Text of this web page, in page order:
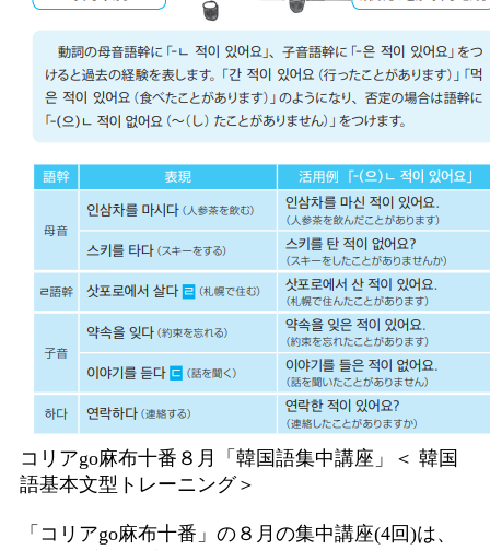
コリアgo麻布十番８月「韓国語集中講座」＜ 韓国
語基本文型トレーニング＞
「コリアgo麻布十番」の８月の集中講座(4回)は、